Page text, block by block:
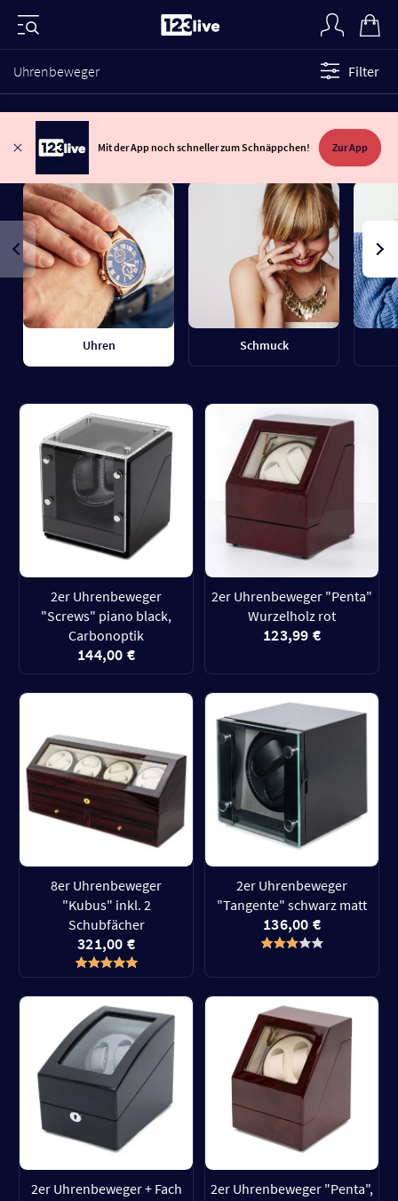
Uhrenbeweger Filter
Mit der App noch schneller zum Schnäppchen! Zur App
Uhren Schmuck
2er Uhrenbeweger
"Screws" piano black,
Carbonoptik
144,00 €
2er Uhrenbeweger "Penta"
Wurzelholz rot
123,99 €
8er Uhrenbeweger
"Kubus" inkl. 2
Schubfächer
321,00 €
2er Uhrenbeweger
"Tangente" schwarz matt
136,00 €
2er Uhrenbeweger + Fach
2er Uhrenbeweger "Penta",